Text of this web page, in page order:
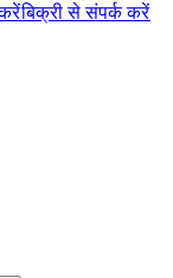
बिक्री से संपर्क करें​​